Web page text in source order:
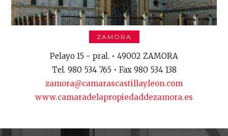
ZAMORA
Pelayo 15 - pral. • 49002 ZAMORA
Tel. 980 534 765 • Fax 980 534 138
zamora@camarascastillayleon.com
www.camaradelapropiedaddezamora.es